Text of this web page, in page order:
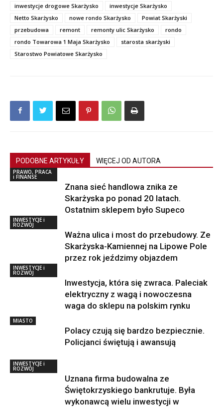
inwestycje drogowe Skarżysko
inwestycje Skarżysko
Netto Skarżysko
nowe rondo Skarżysko
Powiat Skarżyski
przebudowa
remont remonty ulic Skarżysko
rondo
rondo Towarowa 1 Maja Skarżysko
starosta skarżyski
Starostwo Powiatowe Skarżysko
PODOBNE ARTYKUŁY WIĘCEJ OD AUTORA
PRAWO, PRACA
i FINANSE
Znana sieć handlowa znika ze
Skarżyska po ponad 20 latach.
Ostatnim sklepem było Supeco
INWESTYCJE i
ROZWÓJ
Ważna ulica i most do przebudowy. Ze
Skarżyska-Kamiennej na Lipowe Pole
przez rok jeździmy objazdem
INWESTYCJE i
ROZWÓJ
Inwestycja, która się zwraca. Paleciak
elektryczny z wagą i nowoczesna
waga do sklepu na polskim rynku
MIASTO
Polacy czują się bardzo bezpiecznie.
Policjanci świętują i awansują
INWESTYCJE i
ROZWÓJ
Uznana firma budowalna ze
Świętokrzyskiego bankrutuje. Była
wykonawcą wielu inwestycji w